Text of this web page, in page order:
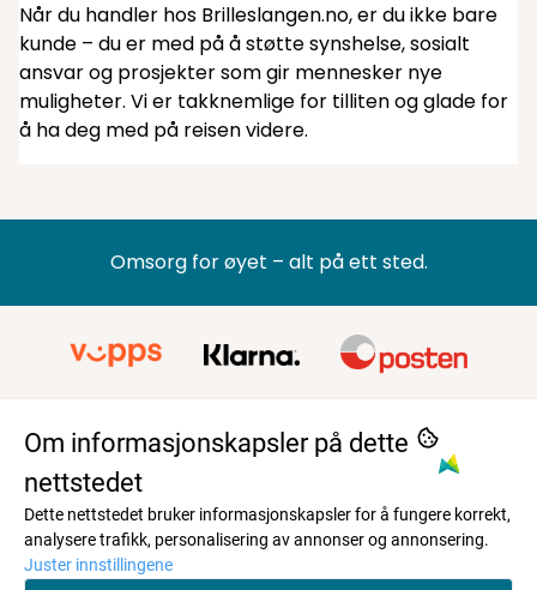
Når du handler hos Brilleslangen.no, er du ikke bare
kunde – du er med på å støtte synshelse, sosialt
ansvar og prosjekter som gir mennesker nye
muligheter. Vi er takknemlige for tilliten og glade for
å ha deg med på reisen videre.
Omsorg for øyet – alt på ett sted.
BRILLESLANGEN AS
Travbaneveien 3
En liten helt i hverdagen – øyelapp med stil
Om informasjonskapsler på dette
nettstedet
Dette nettstedet bruker informasjonskapsler for å fungere korrekt,
analysere trafikk, personalisering av annonser og annonsering.
Juster innstillingene